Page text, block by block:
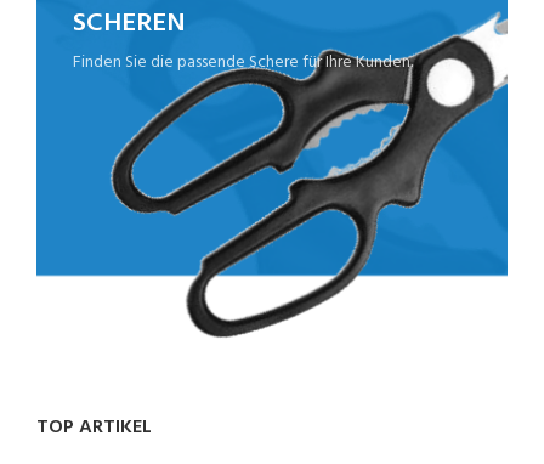
SCHEREN
Finden Sie die passende Schere für Ihre Kunden.
TOP ARTIKEL